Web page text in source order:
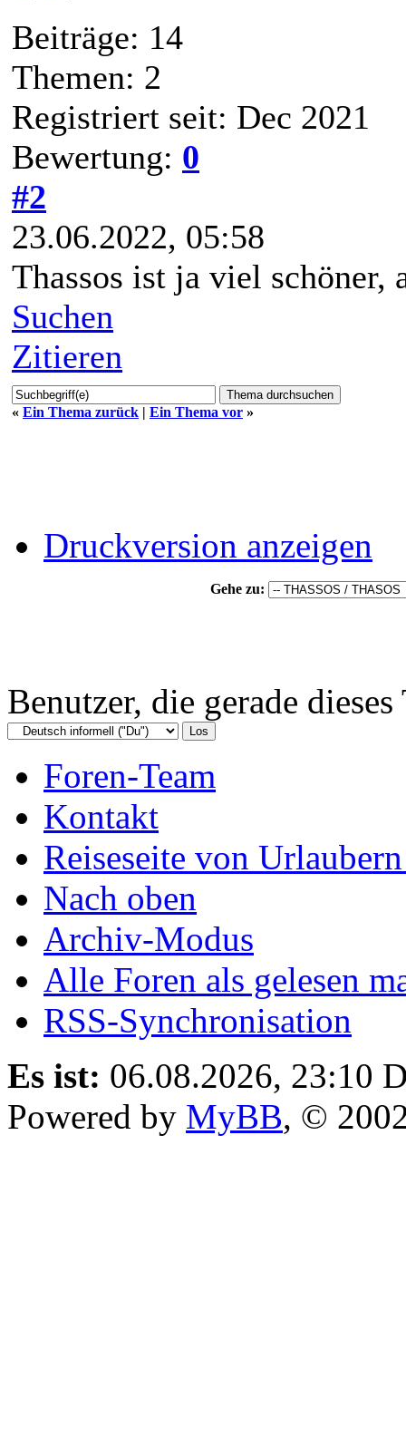
Beiträge: 14
Themen: 2
Registriert seit: Dec 2021
Bewertung: 0
#2
23.06.2022, 05:58
Thassos ist ja viel schöner,
Suchen
Zitieren
« Ein Thema zurück | Ein Thema vor »
Druckversion anzeigen
Gehe zu:
Benutzer, die gerade
Foren-Team
Kontakt
Reiseseite von
Nach oben
Archiv-Modus
Alle Foren als gelesen
RSS-Synchronisation
Es ist: 06.08.2026, 23:10
Powered by MyBB, ©